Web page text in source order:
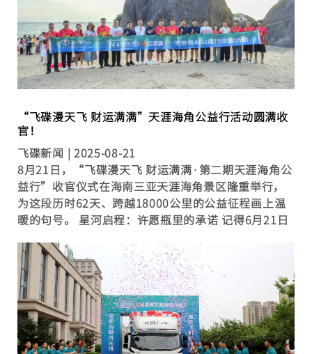
“飞碟漫天飞 财运满满”天涯海角公益行活动圆满收
官！
飞碟新闻 | 2025-08-21
8月21日，“飞碟漫天飞 财运满满·第二期天涯海角公
益行”收官仪式在海南三亚天涯海角景区隆重举行，
为这段历时62天、跨越18000公里的公益征程画上温
暖的句号。 星河启程：许愿瓶里的承诺 记得6月21日
瓶中的12颗星星，代表着首段途经城市的爱心承
诺。...